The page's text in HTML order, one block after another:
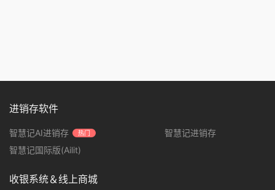
进销存软件
智慧记AI进销存 热门
智慧记进销存
智慧记国际版(Ailit)
收银系统＆线上商城